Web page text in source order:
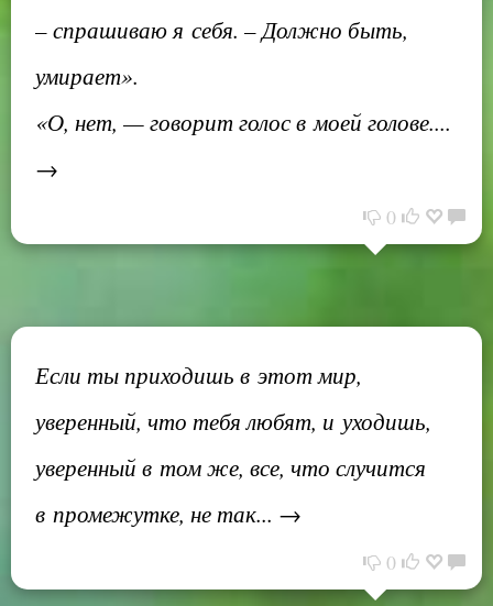
– спрашиваю я себя. – Должно быть,
умирает».
«О, нет, — говорит голос в моей голове....
→
0
Если ты приходишь в этот мир,
уверенный, что тебя любят, и уходишь,
уверенный в том же, все, что случится
в промежутке, не так... →
0